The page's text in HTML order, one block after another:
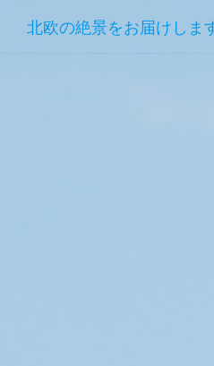
北欧の絶景をお届けし